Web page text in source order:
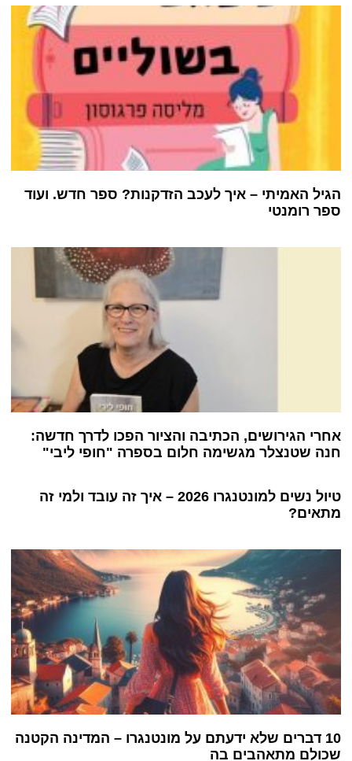
הגיל האמיתי – איך לעכב הזדקנות? ספר חדש. ועוד
ספר רומנטי
אחרי הגירושים, הכתיבה והציור הפכו לדרך חדשה:
חנה שטנצלר מגשימה חלום בספרה "חופי ליבי"
טיול נשים למונטנגרו 2026 – איך זה עובד ולמי זה
מתאים?
10 דברים שלא ידעתם על מונטנגרו – המדינה הקטנה
שכולם מתאהבים בה